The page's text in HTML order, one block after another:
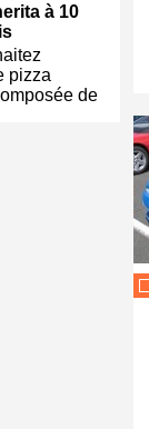
à 10
pizza
de